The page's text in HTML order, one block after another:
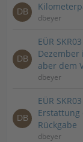
dbeyer
EÜR
Dezember
aber dem
dbeyer
EÜR
Erstattung
Rückgabe
dbeyer